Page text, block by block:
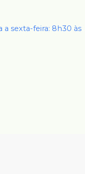
sexta-feira: 8h30 às